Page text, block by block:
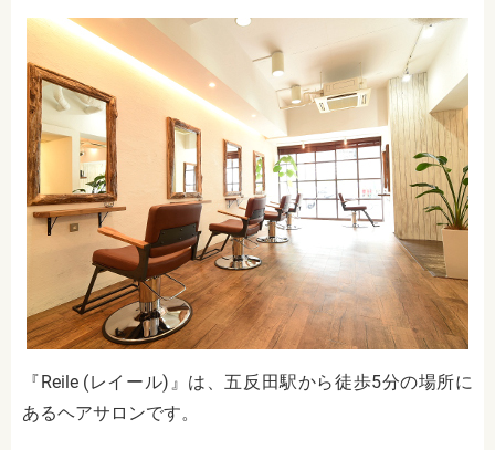
『Reile (レイール)』は、五反田駅から徒歩5分の場所に
あるヘアサロンです。